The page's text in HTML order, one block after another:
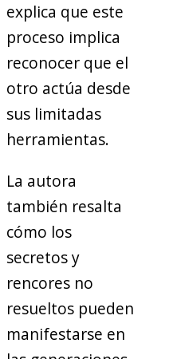
explica que este
proceso implica
reconocer que el
otro actúa desde
sus limitadas
herramientas.
La autora
también resalta
cómo los
secretos y
rencores no
resueltos pueden
manifestarse en